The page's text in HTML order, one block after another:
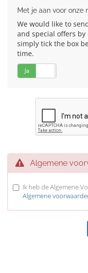
Met je aan voor onze
We would like to
and special offers
simply tick the box
time.
Ja
Algemene
Ik heb de Algemene
Algemene